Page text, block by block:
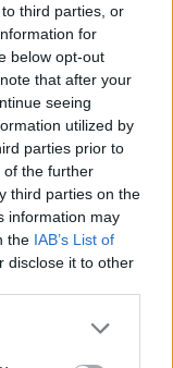
third parties, or
for
below opt-out
that after your
seeing
utilized by
parties prior to
of the further
third parties on the
information may
the IAB’s List of
disclose it to other
– Ποια